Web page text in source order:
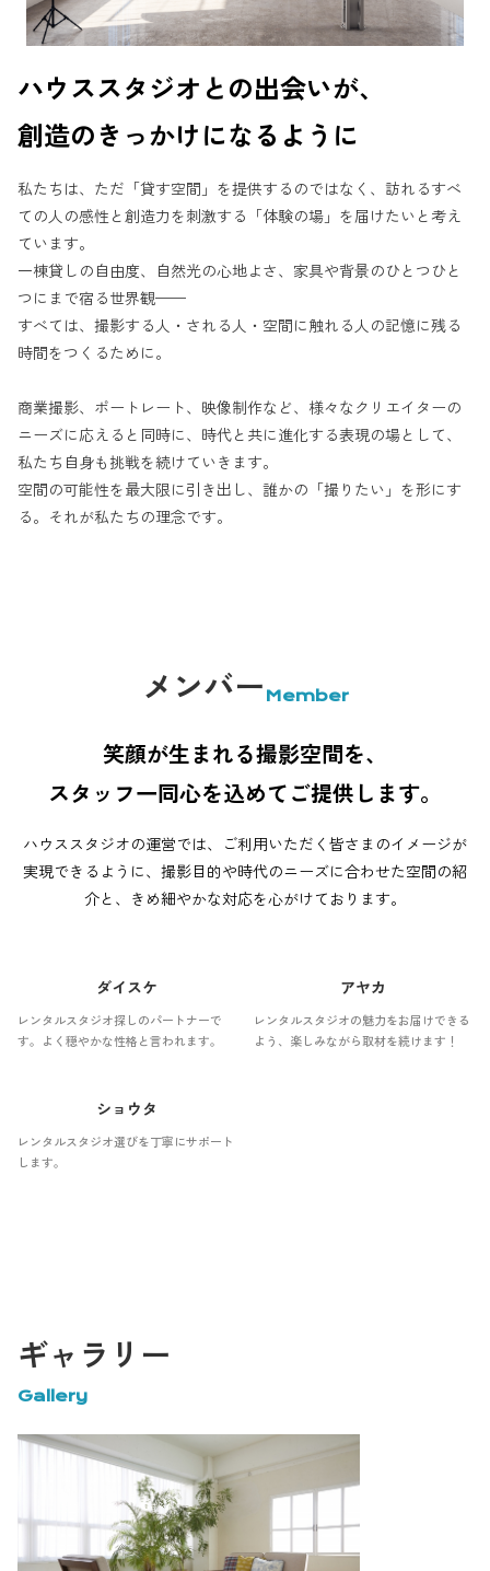
ハウススタジオとの出会いが、
創造のきっかけになるように
私たちは、ただ「貸す空間」を提供するのではなく、訪れるすべ
ての人の感性と創造力を刺激する「体験の場」を届けたいと考え
ています。
一棟貸しの自由度、自然光の心地よさ、家具や背景のひとつひと
つにまで宿る世界観——
すべては、撮影する人・される人・空間に触れる人の記憶に残る
時間をつくるために。
商業撮影、ポートレート、映像制作など、様々なクリエイターの
ニーズに応えると同時に、時代と共に進化する表現の場として、
私たち自身も挑戦を続けていきます。
空間の可能性を最大限に引き出し、誰かの「撮りたい」を形にす
る。それが私たちの理念です。
メンバー Member
笑顔が生まれる撮影空間を、
スタッフ一同心を込めてご提供します。
ハウススタジオの運営では、ご利用いただく皆さまのイメージが
実現できるように、撮影目的や時代のニーズに合わせた空間の紹
介と、きめ細やかな対応を心がけております。
ダイスケ
レンタルスタジオ探しのパートナーで
す。よく穏やかな性格と言われます。
アヤカ
レンタルスタジオの魅力をお届けできる
よう、楽しみながら取材を続けます！
ショウタ
レンタルスタジオ選びを丁寧にサポート
します。
ギャラリー
Gallery